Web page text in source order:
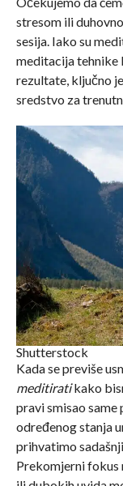
stresom ili
sesija. Iako su
meditacija tehnike
rezultate, ključno
sredstvo za
Shutterstock
Kada se previše
meditiratikako
pravi smisao
određenog stanja
prihvatimo
Prekomjerni fokus